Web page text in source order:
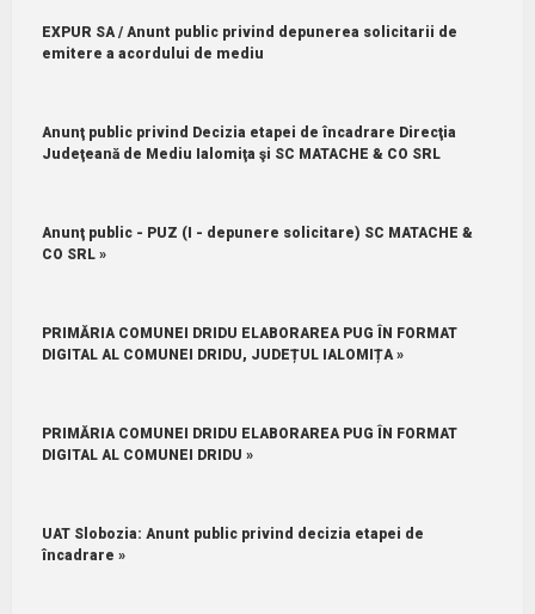
EXPUR SA / Anunt public privind depunerea solicitarii de
emitere a acordului de mediu
Anunţ public privind Decizia etapei de încadrare Direcţia
Judeţeană de Mediu Ialomiţa şi SC MATACHE & CO SRL
Anunţ public - PUZ (I - depunere solicitare) SC MATACHE &
CO SRL »
PRIMĂRIA COMUNEI DRIDU ELABORAREA PUG ÎN FORMAT
DIGITAL AL COMUNEI DRIDU, JUDEȚUL IALOMIȚA »
PRIMĂRIA COMUNEI DRIDU ELABORAREA PUG ÎN FORMAT
DIGITAL AL COMUNEI DRIDU »
UAT Slobozia: Anunt public privind decizia etapei de
încadrare »